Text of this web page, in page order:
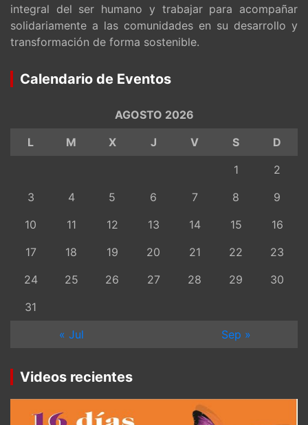
integral del ser humano y trabajar para acompañar
solidariamente a las comunidades en su desarrollo y
transformación de forma sostenible.
Calendario de Eventos
AGOSTO 2026
L
M X J V S
D
1
2
3
4 5 6 7 8
9
10
11 12 13 14 15
16
17
18 19 20 21 22
23
24
25 26 27 28 29
30
31
« Jul
Sep »
Videos recientes